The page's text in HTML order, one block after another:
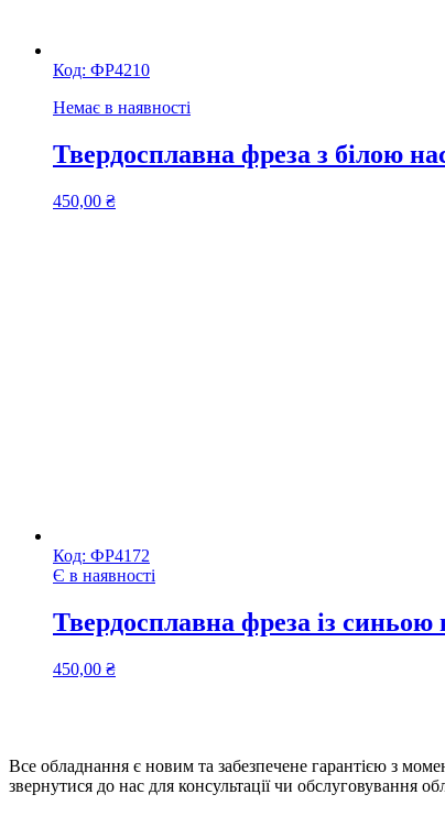
Код: ФР4210
Немає в наявності
Твердосплавна фреза з білою
450,00 ₴
Код: ФР4172
Є в наявності
Твердосплавна фреза із синьою
450,00 ₴
Все обладнання є новим та забезпечене гарантією з
звернутися до нас для консультації чи обслуговування